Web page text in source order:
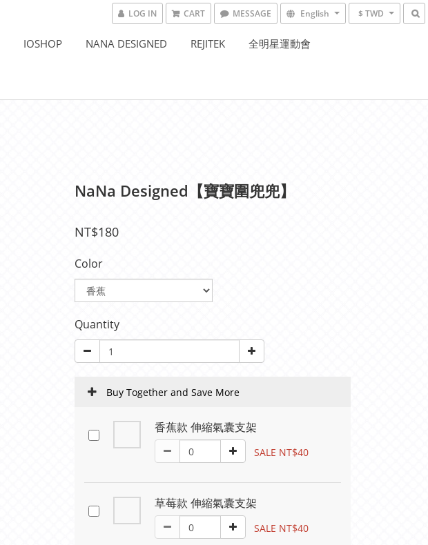
LOG IN CART MESSAGE English $ TWD
IOSHOP NANA DESIGNED REJITEK
全明星運動會
NaNa Designed【寶寶圍兜兜】
NT$180
Color
Quantity
Buy Together and Save More
香蕉款 伸縮氣囊支架
SALE NT$40
草莓款 伸縮氣囊支架
SALE NT$40